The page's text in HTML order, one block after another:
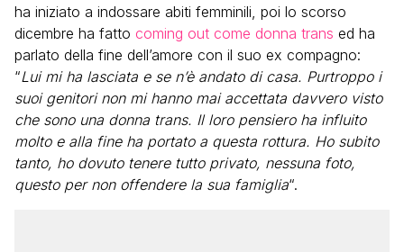
ha iniziato a indossare abiti femminili, poi lo scorso
dicembre ha fatto coming out come donna trans ed ha
parlato della fine dell’amore con il suo ex compagno:
“Lui mi ha lasciata e se n’è andato di casa. Purtroppo i
suoi genitori non mi hanno mai accettata davvero visto
che sono una donna trans. Il loro pensiero ha influito
molto e alla fine ha portato a questa rottura. Ho subito
tanto, ho dovuto tenere tutto privato, nessuna foto,
questo per non offendere la sua famiglia“.